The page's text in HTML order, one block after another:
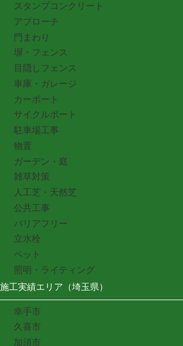
スタンプコンクリート
アプローチ
門まわり
塀・フェンス
目隠しフェンス
車庫・ガレージ
カーポート
サイクルポート
駐車場工事
物置
ガーデン・庭
雑草対策
人工芝・天然芝
公共工事
バリアフリー
立水栓
ペット
照明・ライティング
施工実績エリア（埼玉県）
幸手市
久喜市
加須市